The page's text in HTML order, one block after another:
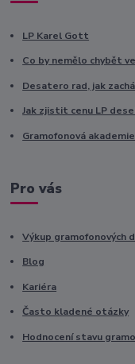
LP Karel Gott
Co by nemělo chybět
Desatero rad, jak
Jak zjistit cenu LP
Gramofonová
Pro vás
Výkup gramofonových
Blog
Kariéra
Často kladené otázky
Hodnocení stavu